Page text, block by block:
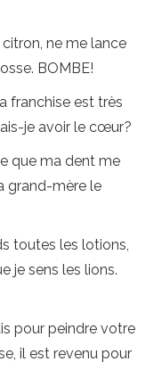
ne me lance
BOMBE!
franchise est très
je avoir le cœur?
que ma dent me
grand-mère le
toutes les lotions,
je sens les lions.
pour peindre votre
il est revenu pour